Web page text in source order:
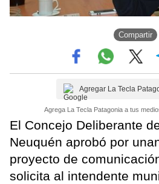
Compartir
Agregar La Tecla
Agrega La Tecla Patagonia a tus
El Concejo Deliberante
Neuquén aprobó por
proyecto de
solicita al intendente